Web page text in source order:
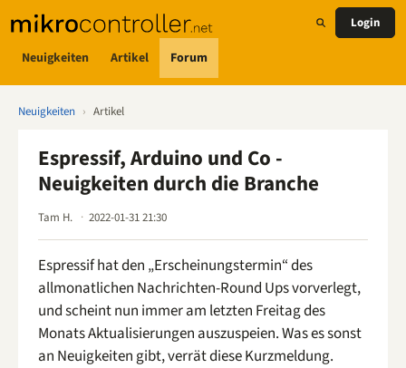
Neuigkeiten Artikel Forum
Login
Neuigkeiten › Artikel
Espressif, Arduino und Co -
Neuigkeiten durch die Branche
Tam H. 2022-01-31 21:30
Espressif hat den „Erscheinungstermin“ des
allmonatlichen Nachrichten-Round Ups vorverlegt,
und scheint nun immer am letzten Freitag des
Monats Aktualisierungen auszuspeien. Was es sonst
an Neuigkeiten gibt, verrät diese Kurzmeldung.